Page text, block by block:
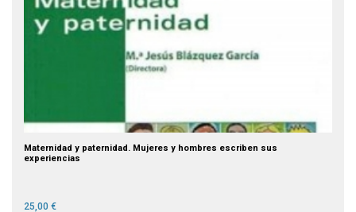
Maternidad y paternidad. Mujeres y hombres escriben sus
experiencias
25,00 €